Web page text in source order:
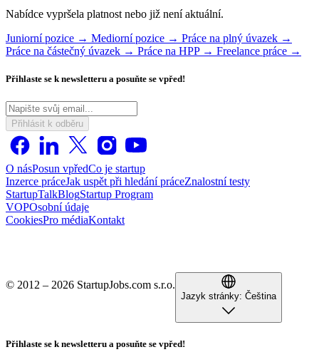
Nabídce vypršela platnost nebo již není aktuální.
Juniorní pozice → Mediorní pozice → Práce na plný úvazek →
Práce na částečný úvazek → Práce na HPP → Freelance práce →
Přihlaste se k newsletteru a posuňte se vpřed!
Přihlásit k odběru
O násPosun vpředCo je startup
Inzerce práceJak uspět při hledání práceZnalostní testy
StartupTalkBlogStartup Program
VOPOsobní údaje
CookiesPro médiaKontakt
© 2012 – 2026 StartupJobs.com s.r.o.
Jazyk stránky: Čeština
Přihlaste se k newsletteru a posuňte se vpřed!